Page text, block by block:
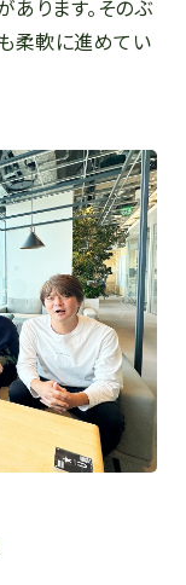
ります。そのぶ
柔軟に進めてい